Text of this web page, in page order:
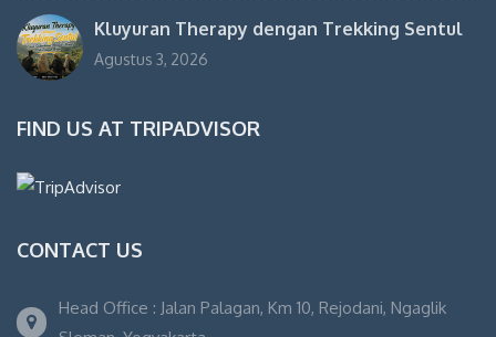
Kluyuran Therapy dengan Trekking Sentul
Agustus 3, 2026
FIND US AT TRIPADVISOR
CONTACT US
Head Office : Jalan Palagan, Km 10, Rejodani, Ngaglik